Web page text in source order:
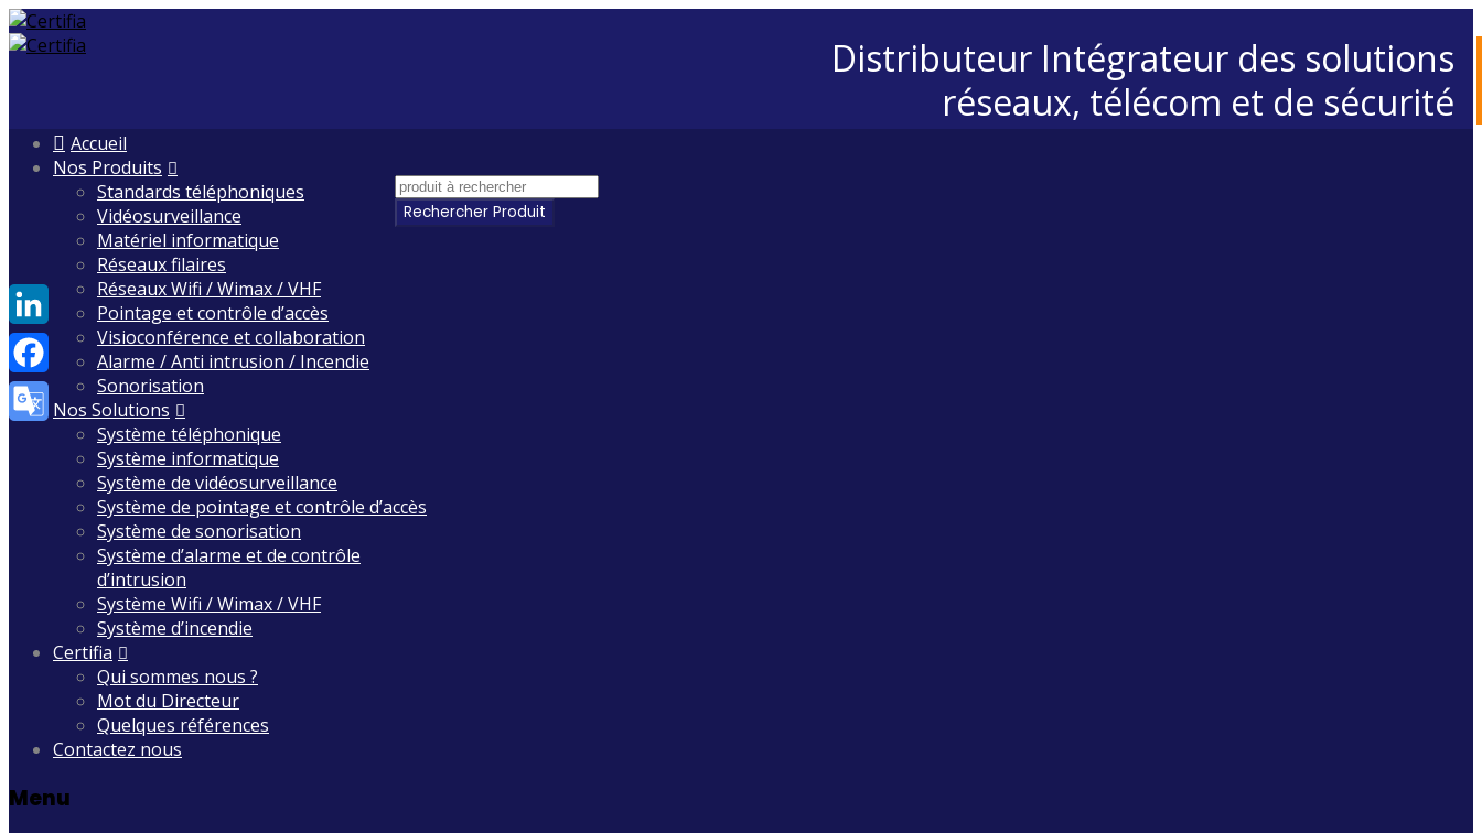
Distributeur Intégrateur des solutions
réseaux, télécom et de sécurité
Skip
Accueil
Nos Produits
Standards téléphoniques
Vidéosurveillance
Matériel informatique
Réseaux filaires
Réseaux Wifi / Wimax / VHF
Pointage et contrôle d’accès
Visioconférence et collaboration
Alarme / Anti intrusion / Incendie
Sonorisation
Nos Solutions
Système téléphonique
Système informatique
Système de vidéosurveillance
Système de pointage et contrôle d’accès
Système de sonorisation
Système d’alarme et de contrôle
d’intrusion
Système Wifi / Wimax / VHF
Système d’incendie
Certifia
Qui sommes nous ?
Mot du Directeur
Quelques références
Contactez nous
Menu
LinkedIn
Facebook
Translate